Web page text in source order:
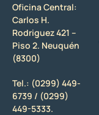
Oficina Central:
Carlos H.
Rodriguez 421 –
Piso 2. Neuquén
(8300)
Tel.: (0299) 449-
6739 / (0299)
449-5333.